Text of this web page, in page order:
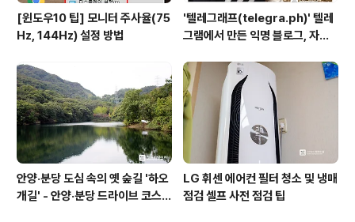
[윈도우10 팁] 모니터 주사율(75
Hz, 144Hz) 설정 방법
'텔레그래프(telegra.ph)' 텔레
그램에서 만든 익명 블로그, 자유
안양·분당 도심 속의 옛 숲길 '하오
개길' - 안양·분당 드라이브 코스
LG 휘센 에어컨 필터 청소 및 냉매
점검 셀프 사전 점검 팁